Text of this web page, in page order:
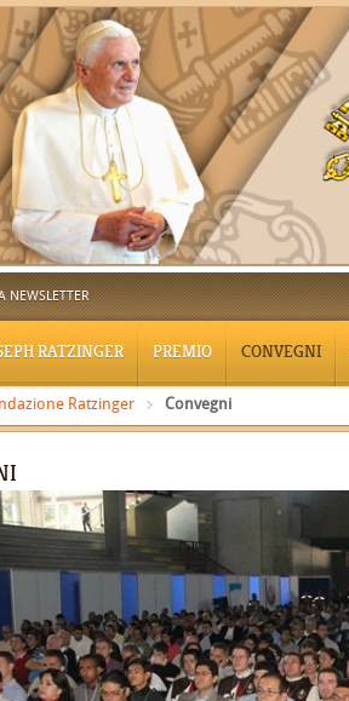
NEWSLETTER
RATZINGER PREMIO CONVEGNI
Ratzinger Convegni